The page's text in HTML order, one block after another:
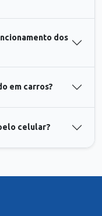
dos
em carros?
celular?